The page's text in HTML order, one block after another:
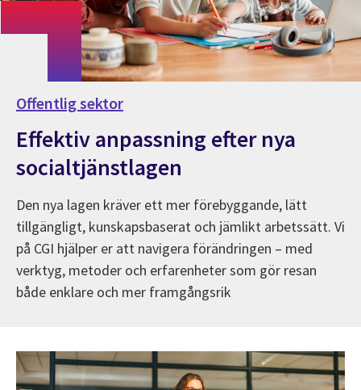
Offentlig sektor
Effektiv anpassning efter nya
socialtjänstlagen
Den nya lagen kräver ett mer förebyggande, lätt
tillgängligt, kunskapsbaserat och jämlikt arbetssätt. Vi
på CGI hjälper er att navigera förändringen – med
verktyg, metoder och erfarenheter som gör resan
både enklare och mer framgångsrik